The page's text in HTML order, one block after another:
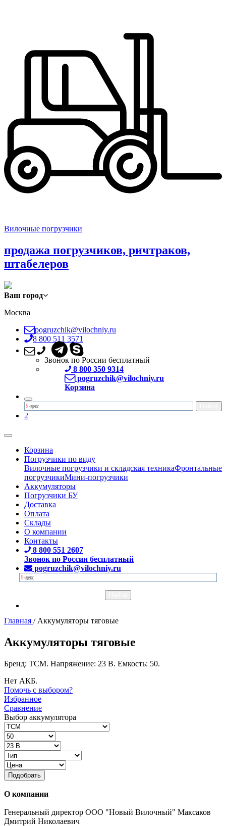
Вилочные погрузчики
продажа погрузчиков, ричтраков,
штабелеров
Ваш город
Москва
pogruzchik@vilochniy.ru
8 800 511 3571
Звонок по России бесплатный
8 800 350 9314
pogruzchik@vilochniy.ru
Корзина
2
Корзина
Погрузчики по виду
Вилочные погрузчики и складская техникаФронтальные
погрузчикиМини-погрузчики
Аккумуляторы
Погрузчики БУ
Доставка
Оплата
Склады
О компании
Контакты
8 800 551 2607
Звонок по России бесплатный
pogruzchik@vilochniy.ru
Главная / Аккумуляторы тяговые
Аккумуляторы тяговые
Бренд: TCM. Напряжение: 23 В. Емкость: 50.
Нет АКБ.
Помочь с выбором?
Избранное
Сравнение
Выбор аккумулятора
Подобрать
О компании
Генеральный директор ООО "Новый Вилочный" Максаков
Дмитрий Николаевич